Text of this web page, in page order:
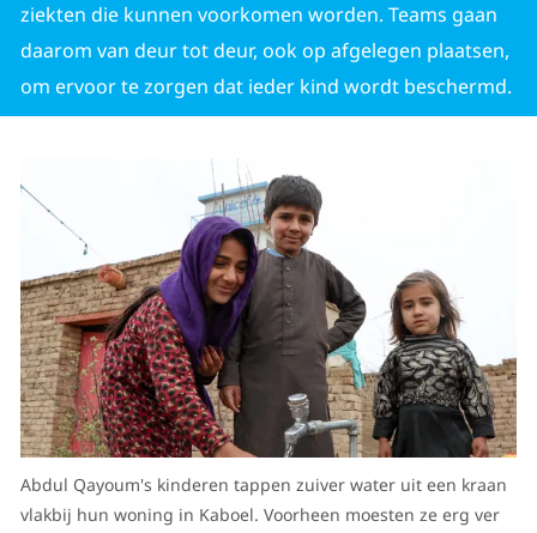
ziekten die kunnen voorkomen worden. Teams gaan
daarom van deur tot deur, ook op afgelegen plaatsen,
om ervoor te zorgen dat ieder kind wordt beschermd.
Abdul Qayoum's kinderen tappen zuiver water uit een kraan
vlakbij hun woning in Kaboel. Voorheen moesten ze erg ver